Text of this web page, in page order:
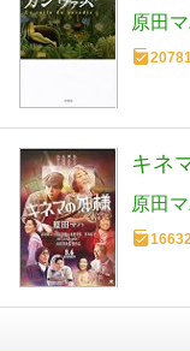
原田
キネ
原田
16632